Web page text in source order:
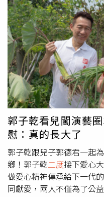
是無法化骨的。錢政弘強
小、吞嚥無症狀，可先觀
不要再進食，應立即看醫
見，全案持續擴大追查。
保，但檢方提出抗告後，
8月1日重新召開羈押庭，
見。法院指出，陳身兼公
人，最遲在今年5月接獲
即已知悉食安風險，下屬
司檢驗成品油異常，再透
已掌握食安危害擴大情形
續出貨，直到6月30日事
外，媒體今天再披露，檢
今年4月已有員工陸續在內
包括「怎麼豆子爛爛的？
的」、「這樣可以出貨嗎
示第一線員工早已察覺異
因此停止出貨，相關產品
聯是否刻意隱匿問題、延
郭子乾看兒闖演藝
慰：真的長大了
郭子乾跟兒子郭德君一起
鄉！郭子乾二度接下愛心
做愛心精神傳承給下一代
同獻愛，兩人不僅為了公